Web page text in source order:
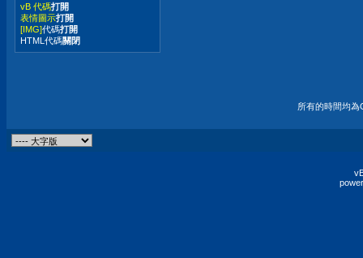
vB 代碼打開
表情圖示打開
[IMG]代碼打開
HTML代碼關閉
所有的時間均為